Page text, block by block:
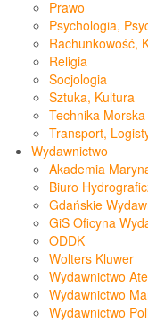
Prawo
Psychologia,
Rachunkowość,
Religia
Socjologia
Sztuka, Kultura
Technika Morska
Transport,
Wydawnictwo
Akademia
Biuro
Gdańskie
GiS Oficyna
ODDK
Wolters Kluwer
Wydawnictwo
Wydawnictwo
Wydawnictwo